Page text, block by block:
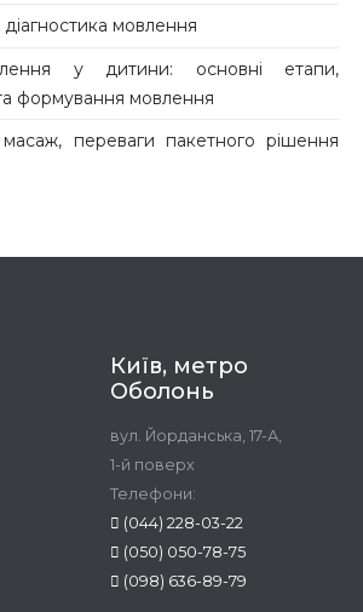
мовлення
у дитини: основні етапи,
формування мовлення
переваги пакетного рішення
Київ, метро
Оболонь
вул. Йорданська, 17-А,
1-й поверх
Телефони:
(044) 228-03-22
(050) 050-78-75
(098) 636-89-79